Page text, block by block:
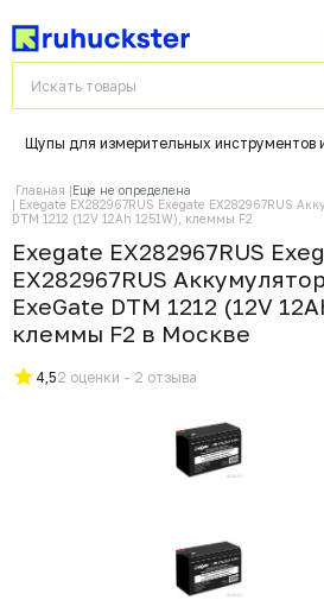
Щупы для измерительных инструментов
Главная
Еще не определена
Exegate EX282967RUS Exegate EX282967RUS
DTM 1212 (12V 12Ah 1251W), клеммы F2
Exegate EX282967RUS
EX282967RUS
ExeGate DTM 1212 (12V
клеммы F2 в Москвe
4,52 оценки - 2 отзыва